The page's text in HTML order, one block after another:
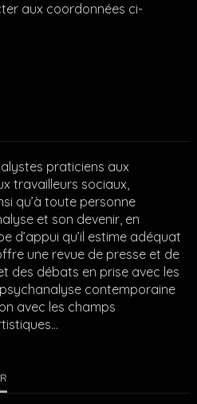
aux coordonnées ci-
praticiens aux
travailleurs sociaux,
qu’à toute personne
et son devenir, en
d’appui qu’il estime adéquat
une revue de presse et de
des débats en prise avec les
contemporaine
avec les champs